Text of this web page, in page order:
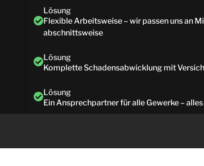
Lösung
Flexible Arbeitsweise – wir passen uns an
abschnittsweise
Lösung
Komplette Schadensabwicklung mit
Lösung
Ein Ansprechpartner für alle Gewerke –